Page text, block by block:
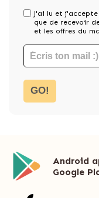
J'ai lu et j'accepte
que de recevoir
et les offres du
GO!
Android
Google